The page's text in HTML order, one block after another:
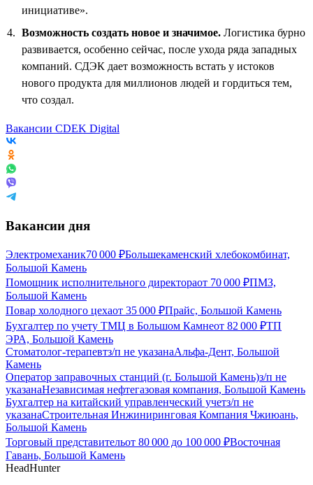
инициативе».
Возможность создать новое и значимое. Логистика бурно
развивается, особенно сейчас, после ухода ряда западных
компаний. СДЭК дает возможность встать у истоков
нового продукта для миллионов людей и гордиться тем,
что создал.
Вакансии CDEK Digital
Вакансии дня
Электромеханик70 000 ₽Большекаменский хлебокомбинат,
Большой Камень
Помощник исполнительного директораот 70 000 ₽ПМЗ,
Большой Камень
Повар холодного цехаот 35 000 ₽Прайс, Большой Камень
Бухгалтер по учету ТМЦ в Большом Камнеот 82 000 ₽ТП
ЭРА, Большой Камень
Стоматолог-терапевтз/п не указанаАльфа-Дент, Большой
Камень
Оператор заправочных станций (г. Большой Камень)з/п не
указанаНезависимая нефтегазовая компания, Большой Камень
Бухгалтер на китайский управленческий учетз/п не
указанаСтроительная Инжиниринговая Компания Чжиюань,
Большой Камень
Торговый представительот 80 000 до 100 000 ₽Восточная
Гавань, Большой Камень
HeadHunter